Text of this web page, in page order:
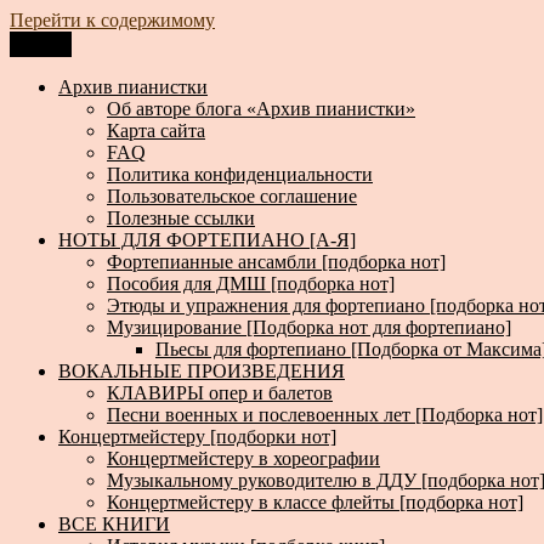
Перейти к содержимому
Архив пианистки
Всё для пианистов: ноты, книги, музыка, статьи…
Архив пианистки
Об авторе блога «Архив пианистки»
Карта сайта
FAQ
Политика конфиденциальности
Пользовательское соглашение
Полезные ссылки
НОТЫ ДЛЯ ФОРТЕПИАНО [А-Я]
Фортепианные ансамбли [подборка нот]
Пособия для ДМШ [подборка нот]
Этюды и упражнения для фортепиано [подборка
Музицирование [Подборка нот для фортепиано]
Пьесы для фортепиано [Подборка от
ВОКАЛЬНЫЕ ПРОИЗВЕДЕНИЯ
КЛАВИРЫ опер и балетов
Песни военных и послевоенных лет [Подборка нот]
Концертмейстеру [подборки нот]
Концертмейстеру в хореографии
Музыкальному руководителю в ДДУ [подборка нот]
Концертмейстеру в классе флейты [подборка нот]
ВСЕ КНИГИ